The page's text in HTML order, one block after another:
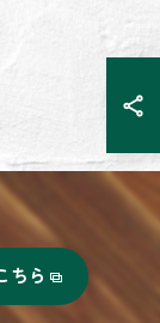
ちら